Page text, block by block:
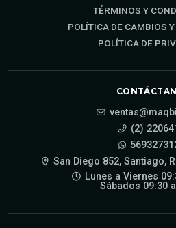
TÉRMINOS Y
POLÍTICA DE CAMBIOS
POLÍTICA DE
(2)
San Diego 852, Santiago,
Lunes a Viernes
Sábados 09:30